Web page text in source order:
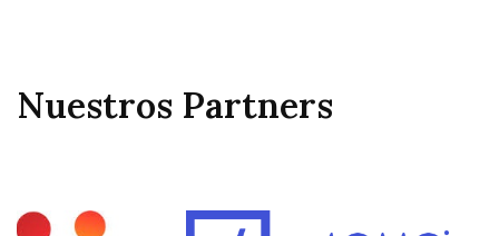
Nuestros Partners